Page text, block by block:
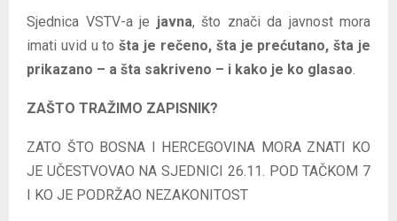
Sjednica VSTV-a je javna, što znači da javnost mora
imati uvid u tošta je rečeno, šta je prećutano, šta je
prikazano – a šta sakriveno – i kako je ko glasao.
ZAŠTO TRAŽIMO ZAPISNIK?
ZATO ŠTO BOSNA I HERCEGOVINA MORA ZNATI KO
JE UČESTVOVAO NA SJEDNICI 26.11. POD TAČKOM 7
I KO JE PODRŽAO NEZAKONITOST